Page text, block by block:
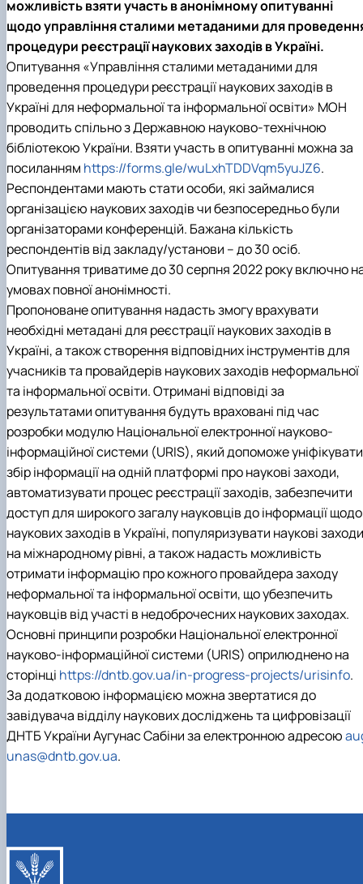
Іноземні мови
Працевлаштування
Їдальні та буфети
Студентські квитки
Центр вивчення мов
Психологічна підтримка
Інклюзивне середовище
Рада молодих вчених
Наукові школи
Стартап школа НУБіП України
Методичні рекомендації, пам'ятки
Форми документів
Патентно-ліцензійна діяльність
ЦКНО «Агропромисловий комплекс, лісове і
садово-паркове господарство, ветеринарна
медицина»
Обладнання НУБіП України
Біоетична комісія
Наукові видання
Досліднику та автору
Звіт про проведення НТЗ
Наукові журнали НУБіП України
Наукові журнали НУБіП України (English)
Пам'ятка про проведення науково-
заходів
Порядок планування та організації
проведення НТЗ
Результати науково-технічних заходів
Монографії
Наука для бізнесу
Каталог наукових послуг
«SEB-2025»
Наглядова рада
Рада роботодавців
Благодійний фонд «Голосіївська ініціатива
2020»
Історія університету
Видатні випускники та працівники
Звіт ректора
Пам'яті захисників України
Почесні доктори і професори НУБіП України
Пресслужба
Університетський кур'єр
Вибори ректора
Програма розвитку університету
ініціатива – 2025»
Доступ до публічної інформації
Державні закупівлі
Офіційна символіка
Антикорупційні заходи
Уповноважена особа з питань запобігання
виявлення корупції
Положення про антикорупційного
уповноваженого НУБіП України
Національні нормативно-правові акти
Нормативно-правові акти НУБіП України
Інформаційні ресурси НАЗК
Методичні роз’яснення НАЗК
Антикорупційні заходи
Контактна інформація
можливість взяти участь в анонімному опитуванні
щодо управління сталими метаданими для
процедури реєстрації наукових заходів в Україні.
Опитування «Управління сталими метаданими для
проведення процедури реєстрації наукових заходів в
Україні для неформальної та інформальної освіти» МОН
проводить спільно з Державною науково-технічною
бібліотекою України. Взяти участь в опитуванні можна за
посиланням https://forms.gle/wuLxhTDDVqm5yuJZ6.
Респондентами мають стати особи, які займалися
організацією наукових заходів чи безпосередньо були
організаторами конференцій. Бажана кількість
респондентів від закладу/установи – до 30 осіб.
Опитування триватиме до 30 серпня 2022 року включно
умовах повної анонімності.
Пропоноване опитування надасть змогу врахувати
необхідні метадані для реєстрації наукових заходів в
Україні, а також створення відповідних інструментів для
учасників та провайдерів наукових заходів неформальної
та інформальної освіти. Отримані відповіді за
результатами опитування будуть враховані під час
розробки модулю Національної електронної науково-
інформаційної системи (URIS), який допоможе уніфікувати
збір інформації на одній платформі про наукові заходи,
автоматизувати процес реєстрації заходів, забезпечити
доступ для широкого загалу науковців до інформації щодо
наукових заходів в Україні, популяризувати наукові заходи
на міжнародному рівні, а також надасть можливість
отримати інформацію про кожного провайдера заходу
неформальної та інформальної освіти, що убезпечить
науковців від участі в недоброчесних наукових заходах.
Основні принципи розробки Національної електронної
науково-інформаційної системи (URIS) оприлюднено на
сторінці https://dntb.gov.ua/in-progress-projects/urisinfo.
За додатковою інформацією можна звертатися до
завідувача відділу наукових досліджень та цифровізації
ДНТБ України Аугунас Сабіни за електронною адресою
unas@dntb.gov.ua.